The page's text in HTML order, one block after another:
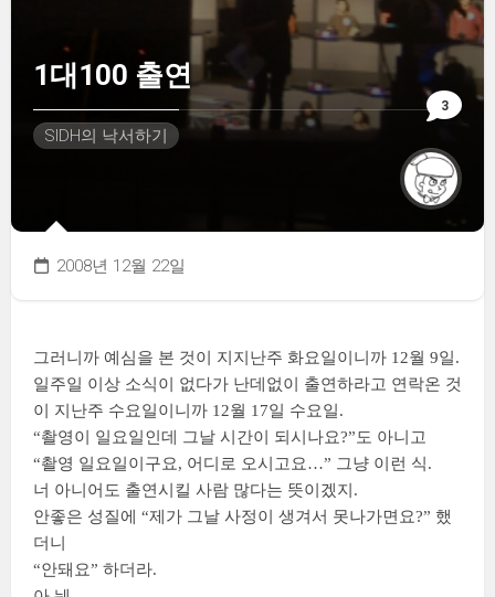
3
1대100 출연
SIDH의 낙서하기
2008년 12월 22일
그러니까 예심을 본 것이 지지난주 화요일이니까 12월 9일.
일주일 이상 소식이 없다가 난데없이 출연하라고 연락온 것
이 지난주 수요일이니까 12월 17일 수요일.
“촬영이 일요일인데 그날 시간이 되시나요?”도 아니고
“촬영 일요일이구요, 어디로 오시고요…” 그냥 이런 식.
너 아니어도 출연시킬 사람 많다는 뜻이겠지.
안좋은 성질에 “제가 그날 사정이 생겨서 못나가면요?” 했
더니
“안돼요” 하더라.